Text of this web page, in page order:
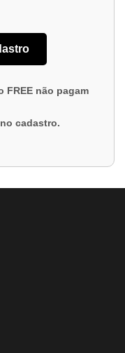
FREEnão pagam
cadastro.